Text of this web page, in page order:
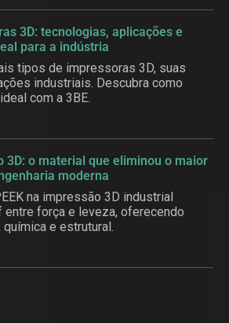
3D: tecnologias, aplicações e
para a indústria
tipos de impressoras 3D, suas
industriais. Descubra como
com a 3BE.
3D: o material que eliminou o maior
moderna
na impressão 3D industrial
força e leveza, oferecendo
e estrutural.